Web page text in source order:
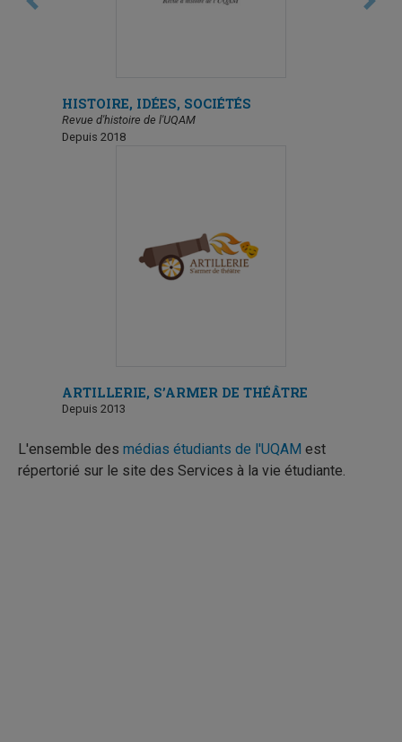
HISTOIRE, IDÉES, SOCIÉTÉS
Revue d'histoire de l'UQAM
Depuis 2018
ARTILLERIE, S’ARMER DE THÉÂTRE
Depuis 2013
Previous Next
L'ensemble des médias étudiants de l'UQAM est
répertorié sur le site des Services à la vie étudiante.